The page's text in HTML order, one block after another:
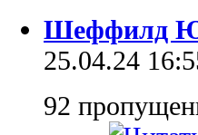
Шеффилд
25.04.24
92